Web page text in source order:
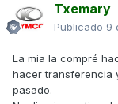
Txemary
Publicado 9
La mia la compré
hacer transferencia
pasado.